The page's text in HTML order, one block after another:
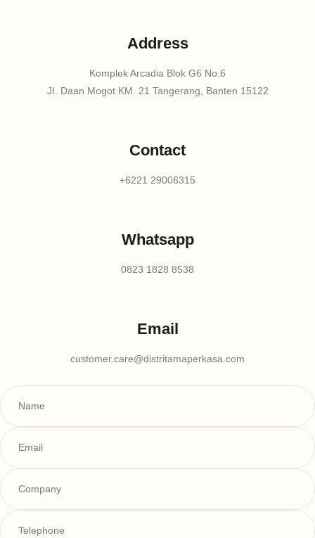
Address
Komplek Arcadia Blok G6 No.6
JI. Daan Mogot KM. 21 Tangerang, Banten 15122
Contact
+6221 29006315
Whatsapp
0823 1828 8538
Email
customer.care@distritamaperkasa.com